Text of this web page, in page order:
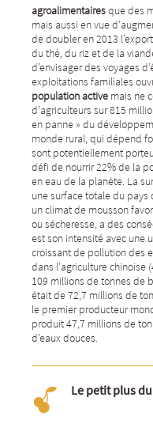
agroalimentairesque des
mais aussi en vue
de doubler en 2013
du thé, du riz et de la
d’envisager des voyages
exploitations familiales
population active mais ne
d’agriculteurs sur 815
en panne » du
monde rural, qui dépend
sont potentiellement
défi de nourrir 22% de la
en eau de la planète. La
une surface totale du
un climat de mousson
ou sécheresse, a des
est son intensité avec une
croissant de pollution des
dans l’agriculture chinoise
109 millions de tonnes de
était de 72,7 millions de
le premier producteur
produit 47,7 millions de
d’eaux douces.
Le petit plus